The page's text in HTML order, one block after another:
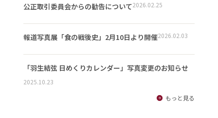
公正取引委員会からの勧告について2026.02.25
報道写真展「食の戦後史」2月10日より開催2026.02.03
「羽生結弦 日めくりカレンダー」写真変更のお知らせ
2025.10.23
もっと見る